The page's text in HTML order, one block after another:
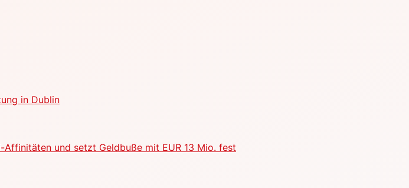
in Dublin
und setzt Geldbuße mit EUR 13 Mio. fest